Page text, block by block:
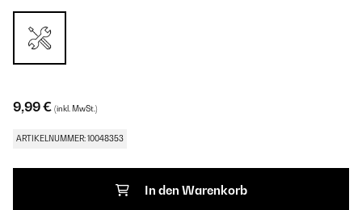
9,99 € (inkl. MwSt.)
ARTIKELNUMMER: 10048353
In den Warenkorb